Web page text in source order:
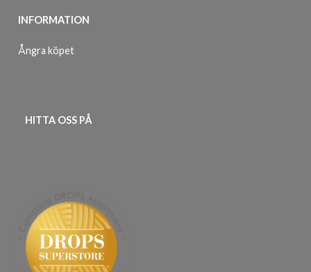
INFORMATION
Ångra köpet
HITTA OSS PÅ